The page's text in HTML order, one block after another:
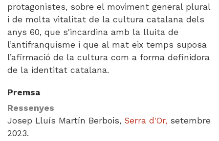
protagonistes, sobre el moviment general plural
i de molta vitalitat de la cultura catalana dels
anys 60, que s'incardina amb la lluita de
l’antifranquisme i que al mat eix temps suposa
l’afirmació de la cultura com a forma definidora
de la identitat catalana.
Premsa
Ressenyes
Josep Lluís Martín Berbois, Serra d'Or, setembre
2023.